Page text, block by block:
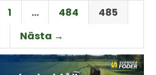
1 … 484
485
Nästa →